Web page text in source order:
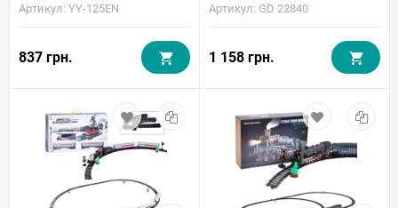
Артикул: YY-125EN
837 грн.
Артикул: GD 22840
1 158 грн.